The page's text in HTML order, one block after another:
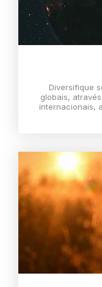
Diversifique
globais,
internacionais,